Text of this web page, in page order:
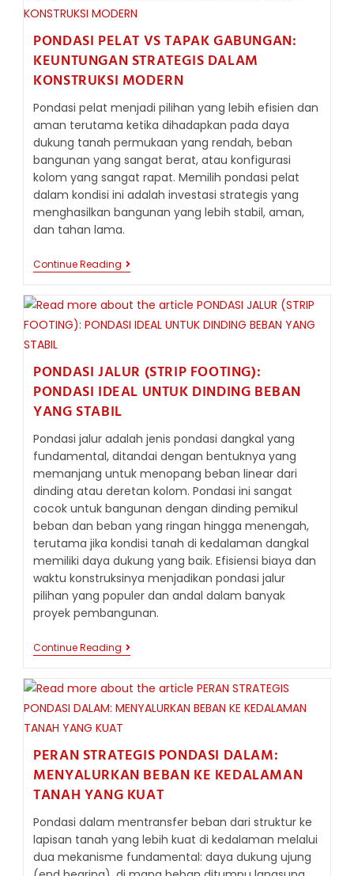
PONDASI PELAT VS TAPAK GABUNGAN:
KEUNTUNGAN STRATEGIS DALAM
KONSTRUKSI MODERN
Pondasi pelat menjadi pilihan yang lebih efisien dan
aman terutama ketika dihadapkan pada daya
dukung tanah permukaan yang rendah, beban
bangunan yang sangat berat, atau konfigurasi
kolom yang sangat rapat. Memilih pondasi pelat
dalam kondisi ini adalah investasi strategis yang
menghasilkan bangunan yang lebih stabil, aman,
dan tahan lama.
Continue Reading PONDASI
PELAT
TAPAK
KEUNTUNGAN
KONSTRUKSI
MODERN
PONDASI JALUR (STRIP FOOTING):
PONDASI IDEAL UNTUK DINDING BEBAN
YANG STABIL
Pondasi jalur adalah jenis pondasi dangkal yang
fundamental, ditandai dengan bentuknya yang
memanjang untuk menopang beban linear dari
dinding atau deretan kolom. Pondasi ini sangat
cocok untuk bangunan dengan dinding pemikul
beban dan beban yang ringan hingga menengah,
terutama jika kondisi tanah di kedalaman dangkal
memiliki daya dukung yang baik. Efisiensi biaya dan
waktu konstruksinya menjadikan pondasi jalur
pilihan yang populer dan andal dalam banyak
proyek pembangunan.
Continue Reading PONDASI
JALUR
FOOTING):
IDEAL
UNTUK
BEBAN
YANG
STABIL
PERAN STRATEGIS PONDASI DALAM:
MENYALURKAN BEBAN KE KEDALAMAN
TANAH YANG KUAT
Pondasi dalam mentransfer beban dari struktur ke
lapisan tanah yang lebih kuat di kedalaman melalui
dua mekanisme fundamental: daya dukung ujung